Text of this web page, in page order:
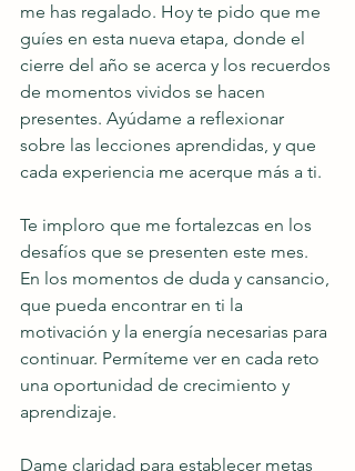
me has regalado. Hoy te pido que me
guíes en esta nueva etapa, donde el
cierre del año se acerca y los recuerdos
de momentos vividos se hacen
presentes. Ayúdame a reflexionar
sobre las lecciones aprendidas, y que
cada experiencia me acerque más a ti.
Te imploro que me fortalezcas en los
desafíos que se presenten este mes.
En los momentos de duda y cansancio,
que pueda encontrar en ti la
motivación y la energía necesarias para
continuar. Permíteme ver en cada reto
una oportunidad de crecimiento y
aprendizaje.
Dame claridad para establecer metas